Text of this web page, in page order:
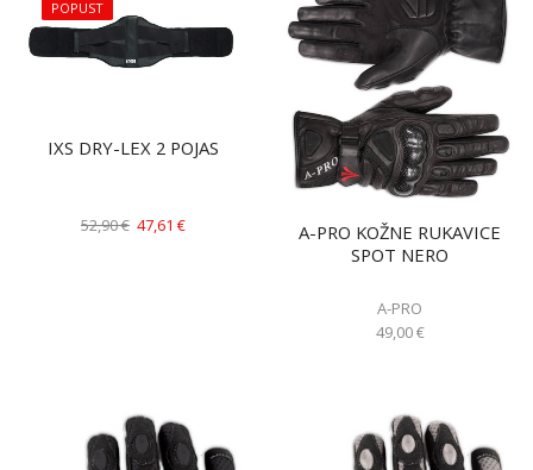
POPUST
IXS DRY-LEX 2 POJAS
52,90€ 47,61 €
A-PRO KOŽNE RUKAVICE
SPOT NERO
A-PRO
49,00€